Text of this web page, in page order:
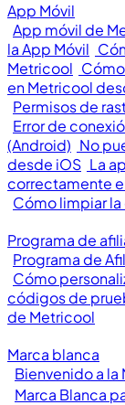
App Móvil
App móvil de
la App Móvil
Metricool
en Metricool
Permisos de
Error de
(Android) No
desde iOS La
correctamente
Cómo limpiar
Programa de
Programa de
Cómo
códigos de
de Metricool
Marca blanca
Bienvenido a la
Marca Blanca